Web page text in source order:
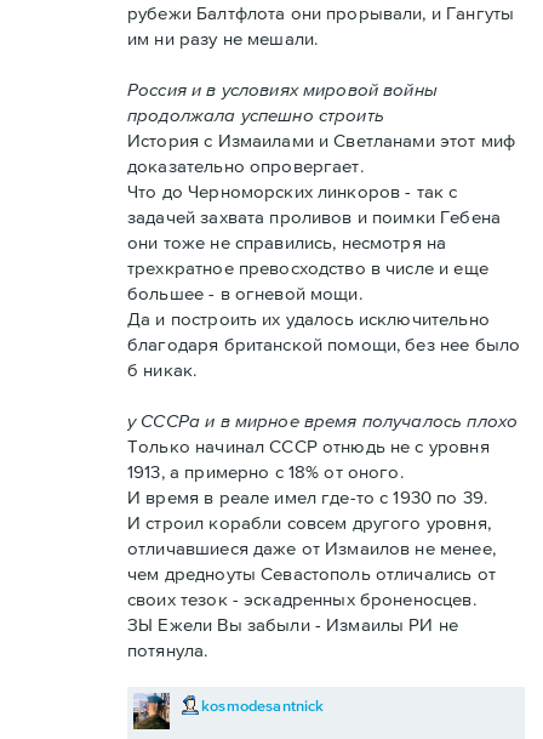
рубежи Балтфлота они прорывали, и Гангуты
им ни разу не мешали.
Россия и в условиях мировой войны
продолжала успешно строить
История с Измаилами и Светланами этот миф
доказательно опровергает.
Что до Черноморских линкоров - так с
задачей захвата проливов и поимки Гебена
они тоже не справились, несмотря на
трехкратное превосходство в числе и еще
большее - в огневой мощи.
Да и построить их удалось исключительно
благодаря британской помощи, без нее было
б никак.
у СССРа и в мирное время получалось плохо
Только начинал СССР отнюдь не с уровня
1913, а примерно с 18% от оного.
И время в реале имел где-то с 1930 по 39.
И строил корабли совсем другого уровня,
отличавшиеся даже от Измаилов не менее,
чем дредноуты Севастополь отличались от
своих тезок - эскадренных броненосцев.
ЗЫ Ежели Вы забыли - Измаилы РИ не
потянула.
kosmodesantnick